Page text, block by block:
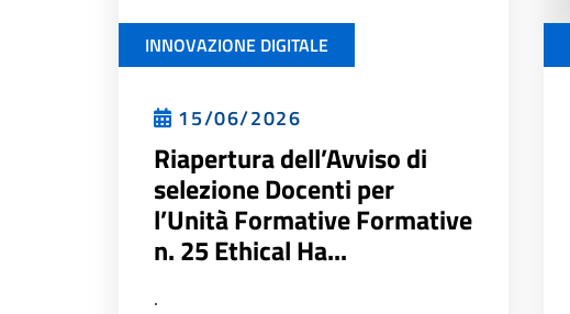
INNOVAZIONE DIGITALE
15/06/2026
Riapertura dell’Avviso di
selezione Docenti per
l’Unità Formative Formative
n. 25 Ethical Ha...
.